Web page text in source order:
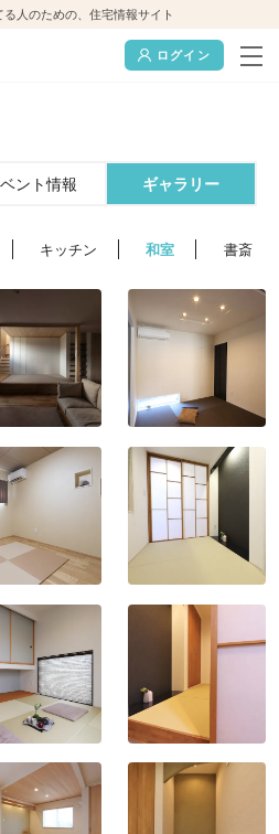
人のための、住宅情報サイト
ログイン
ント情報 ギャラリー
キッチン 和室 書斎